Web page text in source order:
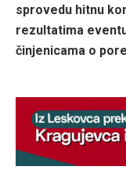
sprovedu hitnu
rezultatima
činjenicama o